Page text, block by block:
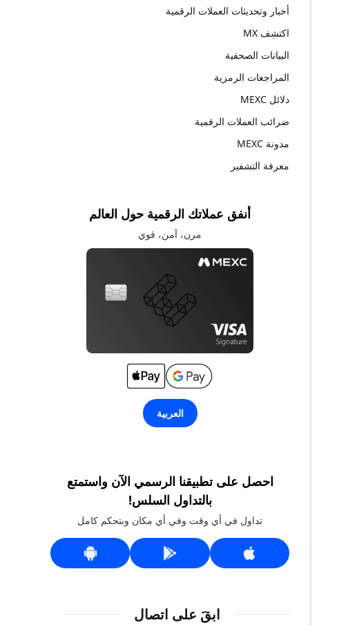
أخبار وتحديثات العملات الرقمية
اكتشف MX
البيانات الصحفية
المراجعات الرمزية
دلائل MEXC
ضرائب العملات الرقمية
مدونة MEXC
معرفة التشفير
أنفق عملاتك الرقمية حول العالم
مرن، آمن، قوي
العربية
احصل على تطبيقنا الرسمي الآن واستمتع
بالتداول السلس!
تداول في أي وقت وفي أي مكان وبتحكم كامل
ابقَ على اتصال